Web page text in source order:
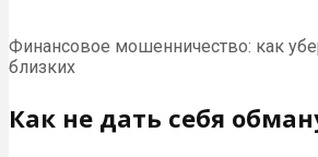
Финансовое мошенничество: как
близких
Как не дать себя